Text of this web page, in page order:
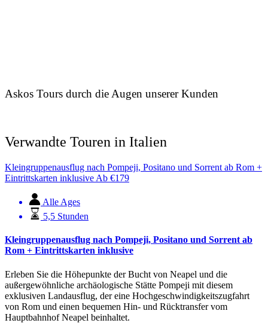
Askos Tours durch die Augen unserer Kunden
Verwandte Touren in Italien
Kleingruppenausflug nach Pompeji, Positano und Sorrent ab Rom +
Eintrittskarten inklusive Ab €179
Alle Ages
5,5 Stunden
Kleingruppenausflug nach Pompeji, Positano und Sorrent ab
Rom + Eintrittskarten inklusive
Erleben Sie die Höhepunkte der Bucht von Neapel und die
außergewöhnliche archäologische Stätte Pompeji mit diesem
exklusiven Landausflug, der eine Hochgeschwindigkeitszugfahrt
von Rom und einen bequemen Hin- und Rücktransfer vom
Hauptbahnhof Neapel beinhaltet.